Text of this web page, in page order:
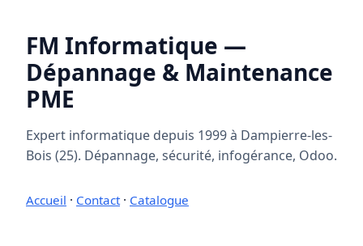
FM Informatique —
Dépannage & Maintenance
PME
Expert informatique depuis 1999 à Dampierre-les-
Bois (25). Dépannage, sécurité, infogérance, Odoo.
Accueil · Contact· Catalogue